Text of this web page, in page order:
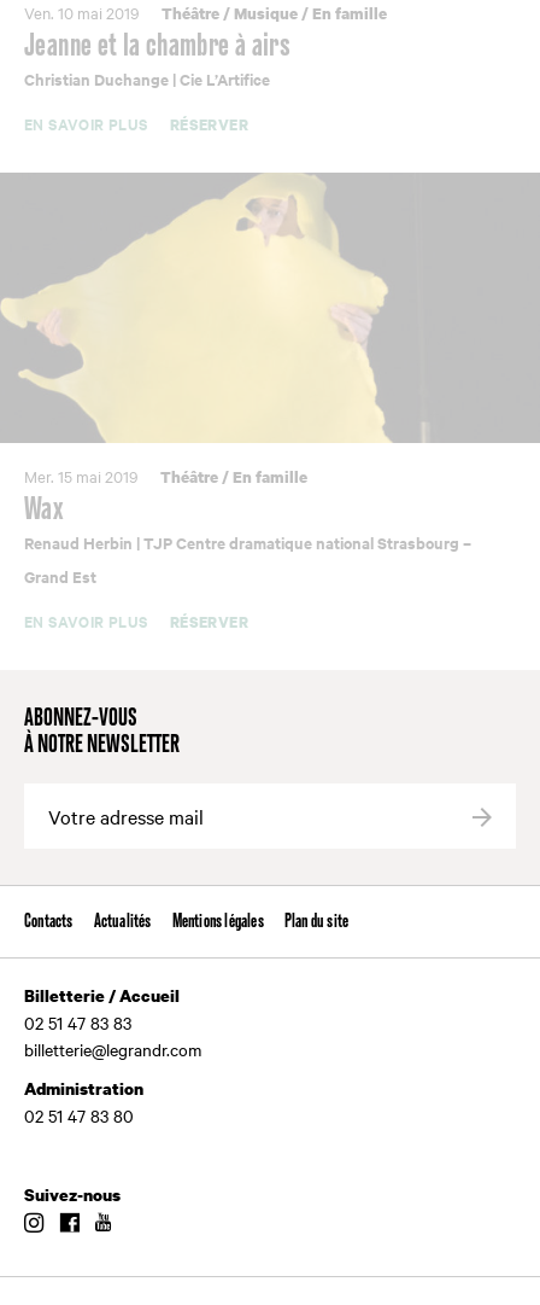
Ven. 10 mai 2019 Théâtre/ Musique/ En famille
Jeanne et la chambre à airs
Christian Duchange | Cie L’Artifice
EN SAVOIR PLUS
RÉSERVER
Mer. 15 mai 2019 Théâtre/ En famille
Wax
Renaud Herbin | TJP Centre dramatique national Strasbourg –
Grand Est
EN SAVOIR PLUS
RÉSERVER
ABONNEZ-VOUS
À NOTRE NEWSLETTER
Contacts Actualités Mentions légales Plan du site
Billetterie / Accueil
02 51 47 83 83
billetterie@legrandr.com
Administration
02 51 47 83 80
Suivez-nous
InstagramFacebook